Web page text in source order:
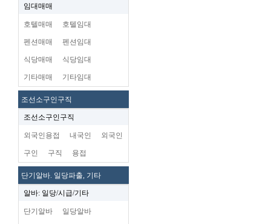
임대매매
호텔매매 호텔임대
펜션매매 펜션임대
식당매매 식당임대
기타매매 기타임대
조선소구인구직
조선소구인구직
외국인용접 내국인 외국인
구인 구직 용접
단기알바. 일당파출, 기타
알바: 일당/시급/기타
단기알바 일당알바